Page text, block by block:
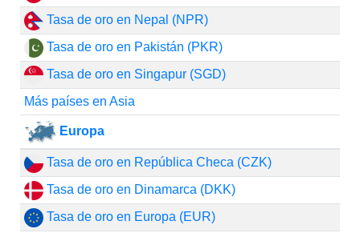
Tasa de oro en Nepal (NPR)
Tasa de oro en Pakistán (PKR)
Tasa de oro en Singapur (SGD)
Más países en Asia
Europa
Tasa de oro en República Checa (CZK)
Tasa de oro en Dinamarca (DKK)
Tasa de oro en Europa (EUR)